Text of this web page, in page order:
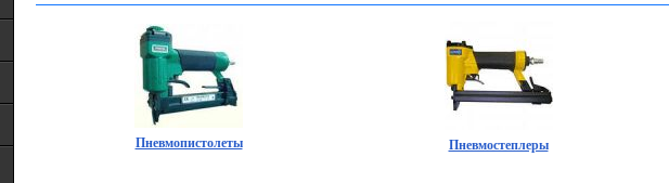
Пневмопистолеты Пневмостеплеры